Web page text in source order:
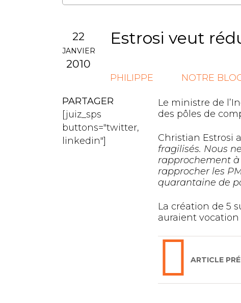
22
JANVIER
2010
Estrosi veut
PHILIPPE NOTRE
PARTAGER
[juiz_sps
buttons="twitter,
linkedin"]
Le ministre de
des pôles de
Christian Estrosi
fragilisés. Nous
rapprochement
rapprocher les
quarantaine de
La création de 5
auraient vocation
ARTICLE